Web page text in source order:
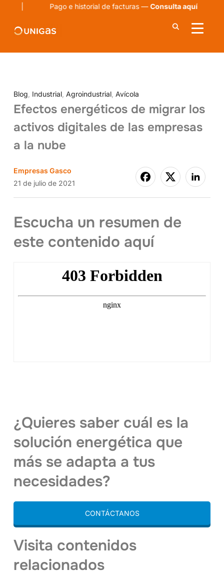
e historial de facturas —Consulta aquí
Blog Industrial, Agroindustrial, Avícola
Efectos energéticos de migrar los
activos digitales de las empresas
a la nube
Empresas Gasco
21 de julio de 2021
Escucha un resumen de
este contenido aquí
¿Quieres saber cuál es la
solución energética que
más se adapta a tus
necesidades?
CONTÁCTANOS
Visita contenidos
relacionados